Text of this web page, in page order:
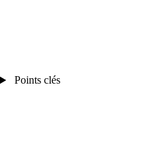
Points clés